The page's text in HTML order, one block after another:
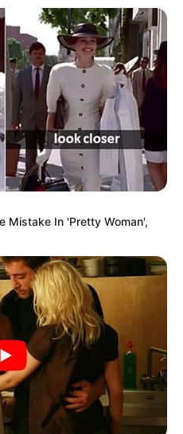
Mistake In 'Pretty Woman',